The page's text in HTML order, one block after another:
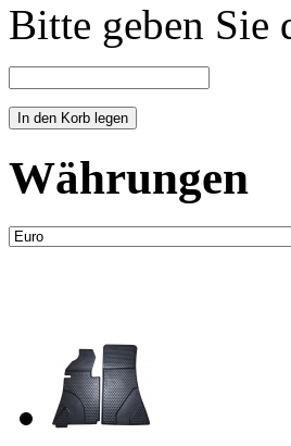
Bitte geben Sie
Währungen